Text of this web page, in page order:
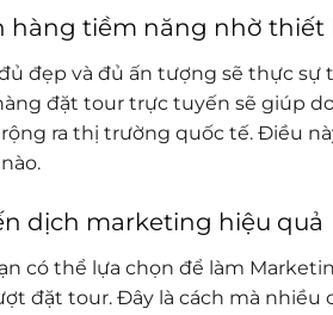
hàng tiềm năng nhờ thiết
đẹp và đủ ấn tượng sẽ thực
đặt tour trực tuyến sẽ giúp
ra thị trường quốc tế. Điều
dịch marketing hiệu quả
có thể lựa chọn để làm
đặt tour. Đây là cách mà